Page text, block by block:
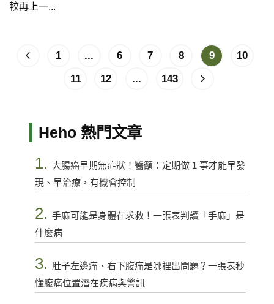
較再上一...
1 ... 6 7 8 9
10
11
12 ... 143
Heho 熱門文章
1. 大腸癌早期無症狀！醫籲：定期做 1 事才能早發
現、早治療，有機會控制
2. 手麻可能是身體在求救！一張表判讀「手麻」是
什麼病
3. 肚子左邊痛、右下腹痛是哪裡出問題？一張表秒
懂腹痛位置潛在疾病與警訊